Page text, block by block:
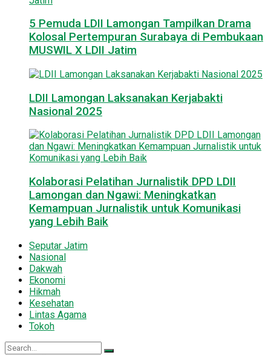
5 Pemuda LDII Lamongan Tampilkan Drama
Kolosal Pertempuran Surabaya di Pembukaan
MUSWIL X LDII Jatim
LDII Lamongan Laksanakan Kerjabakti
Nasional 2025
Kolaborasi Pelatihan Jurnalistik DPD LDII
Lamongan dan Ngawi: Meningkatkan
Kemampuan Jurnalistik untuk Komunikasi
yang Lebih Baik
Seputar Jatim
Nasional
Dakwah
Ekonomi
Hikmah
Kesehatan
Lintas Agama
Tokoh